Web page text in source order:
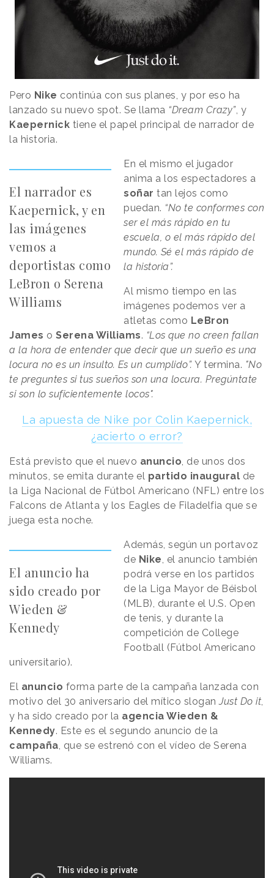
Pero Nike continúa con sus planes, y por eso ha
lanzado su nuevo spot. Se llama “Dream Crazy”, y
Kaepernick tiene el papel principal de narrador de
la historia.
El narrador es
Kaepernick, y en
las imágenes
vemos a
deportistas como
LeBron o Serena
Williams
En el mismo el jugador
anima a los espectadores a
soñar tan lejos como
puedan. “No te conformes con
ser el más rápido en tu
escuela, o el más rápido del
mundo. Sé el más rápido de
la historia”.
Al mismo tiempo en las
imágenes podemos ver a
atletas como LeBron
James o Serena Williams. “Los que no creen fallan
a la hora de entender que decir que un sueño es una
locura no es un insulto. Es un cumplido”. Y termina. "No
te preguntes si tus sueños son una locura. Pregúntate
si son lo suficientemente locos".
La apuesta de Nike por Colin Kaepernick,
¿acierto o error?
Está previsto que el nuevo anuncio, de unos dos
minutos, se emita durante el partido inaugural de
la Liga Nacional de Fútbol Americano (NFL) entre los
Falcons de Atlanta y los Eagles de Filadelfia que se
juega esta noche.
El anuncio ha
sido creado por
Wieden &
Kennedy
Además, según un portavoz
de Nike, el anuncio también
podrá verse en los partidos
de la Liga Mayor de Béisbol
(MLB), durante el U.S. Open
de tenis, y durante la
competición de College
Football (Fútbol Americano
universitario).
El anuncio forma parte de la campaña lanzada con
motivo del 30 aniversario del mítico sloganJust Do it,
y ha sido creado por la agencia Wieden &
Kennedy. Este es el segundo anuncio de la
campaña, que se estrenó con el vídeo de Serena
Williams.